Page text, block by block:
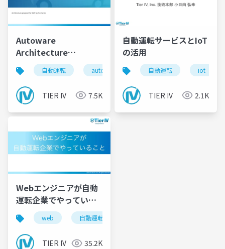
Autoware
Architecture
Proposal自動運転 autoware
TIER IV 7.5K
自動運転サービスとIoT
の活用
自動運転 iot
TIER IV 2.1K
Webエンジニアが自動
運転企業でやっている
こと
web 自動運転
TIER IV 35.2K